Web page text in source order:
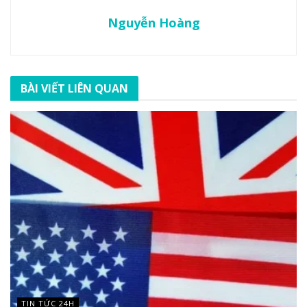
Nguyễn Hoàng
BÀI VIẾT LIÊN QUAN
TIN TỨC 24H